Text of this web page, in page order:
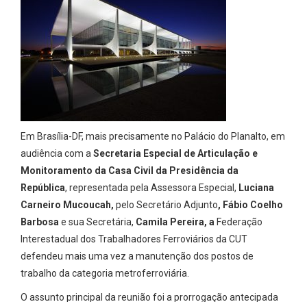
Em Brasília-DF, mais precisamente no Palácio do Planalto, em
audiência com a Secretaria Especial de Articulação e
Monitoramento da Casa Civil da Presidência da
República, representada pela Assessora Especial, Luciana
Carneiro Mucoucah, pelo Secretário Adjunto, Fábio Coelho
Barbosa e sua Secretária, Camila Pereira, a Federação
Interestadual dos Trabalhadores Ferroviários da CUT
defendeu mais uma vez a manutenção dos postos de
trabalho da categoria metroferroviária.
O assunto principal da reunião foi a prorrogação antecipada